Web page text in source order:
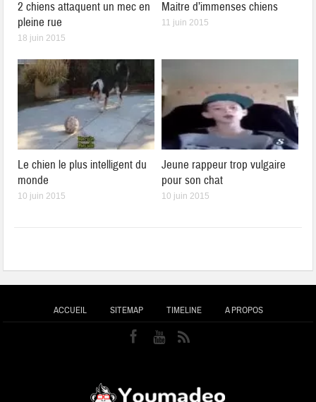
2 chiens attaquent un mec en
pleine rue
18 juin 2015
Maitre d’immenses chiens
11 juin 2015
Le chien le plus intelligent du
monde
10 juin 2015
Jeune rappeur trop vulgaire
pour son chat
10 juin 2015
ACCUEIL SITEMAP TIMELINE A PROPOS